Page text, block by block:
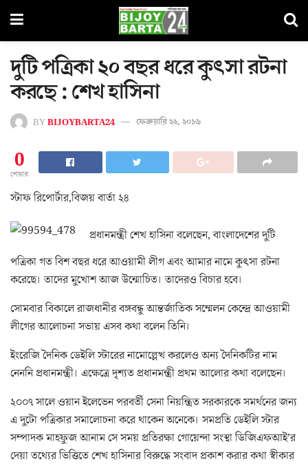
দুটি পত্রিকা ২০ বছর ধরে কুৎসা রটনা
করছে : শেখ হাসিনা
BYBIJOYBARTA24 ফেব্রুয়ারি ২২, ২০১৬
0
শেয়ার
স্টাফ রিপোর্টার,বিজয় বার্তা ২৪
প্রধানমন্ত্রী শেখ হাসিনা বলেছেন, বাংলাদেশের দুটি
পত্রিকা গত বিশ বছর ধরে আওয়ামী লীগ এবং আমার নামে কুৎসা রটনা
করেছে। তাদের মুখোশ আজ উন্মোচিত। তাদেরও বিচার হবে।
সোমবার বিকালে রাজধানীর বঙ্গবন্ধু আন্তর্জাতিক সম্মেলন কেন্দ্রে আওয়ামী
লীগের আলোচনা সভায় এসব কথা বলেন তিনি।
ইংরেজি দৈনিক ডেইলি স্টারের নামোল্লেখ করলেও অন্য দৈনিকটির নাম
নেননি প্রধানমন্ত্রী। এক্ষেত্রে দৃশ্যত প্রধানমন্ত্রী প্রথম আলোর কথা বলেছেন।
২০০৭ সালে ওয়ান ইলেভেন পরবর্তী সেনা নিয়ন্ত্রিত সরকারকে সমর্থনের জন্য
এ দুটো পত্রিকার সমালোচনা করে থাকেন অনেকে। সমপ্রতি ডেইলি স্টার
সম্পাদক মাহফুজ আনাম সে সময় প্রতিরক্ষা গোয়েন্দা সংস্থা ডিজিএফআই’র
দেয়া তথ্যের ভিত্তিতে শেখ হাসিনার বিরুদ্ধে সংবাদ প্রকাশ করার কথা স্বীকার